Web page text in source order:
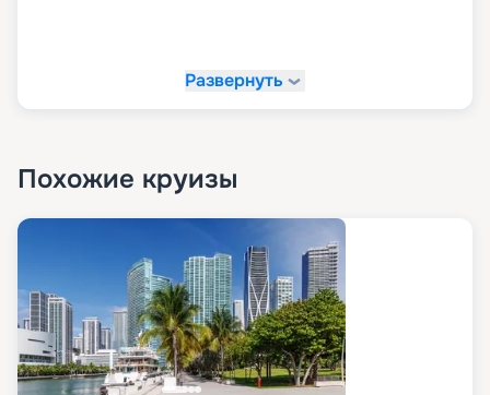
Развернуть
Похожие круизы